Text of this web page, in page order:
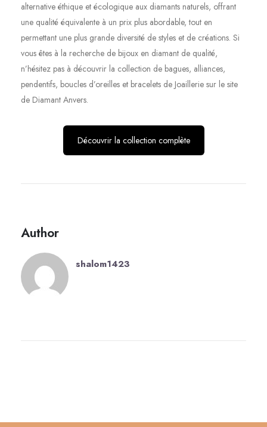
alternative éthique et écologique aux diamants naturels, offrant
une qualité équivalente à un prix plus abordable, tout en
permettant une plus grande diversité de styles et de créations. Si
vous êtes à la recherche de bijoux en diamant de qualité,
n’hésitez pas à découvrir la collection de bagues, alliances,
pendentifs, boucles d’oreilles et bracelets de Joaillerie sur le site
de Diamant Anvers.
Découvrir la collection complète
Author
shalom1423